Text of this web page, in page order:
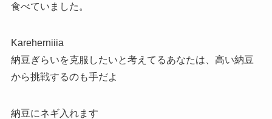
食べていました。
Kareherniiia
納豆ぎらいを克服したいと考えてるあなたは、高い納豆
から挑戦するのも手だよ
納豆にネギ入れます